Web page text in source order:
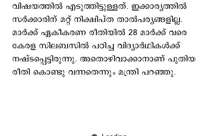
വിഷയത്തിൽ എടുത്തിട്ടുള്ളത്. ഇക്കാര്യത്തിൽ
സർക്കാരിന് മറ്റ് നിക്ഷിപ്ത താൽപര്യങ്ങളില്ല.
മാർക്ക് ഏകീകരണ രീതിയിൽ 28 മാർക്ക് വരെ
കേരള സിലബസിൽ പഠിച്ച വിദ്യാർഥികൾക്ക്
നഷ്ടപ്പെട്ടിരുന്നു. അതൊഴിവാക്കാനാണ് പുതിയ
രീതി കൊണ്ടു വന്നതെന്നും മന്ത്രി പറഞ്ഞു.